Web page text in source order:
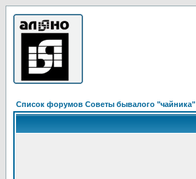
Список форумов Советы бывалого "чайника"